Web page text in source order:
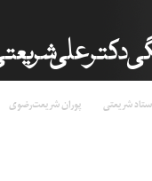
شریعتی پوران شریعت‌رضوی